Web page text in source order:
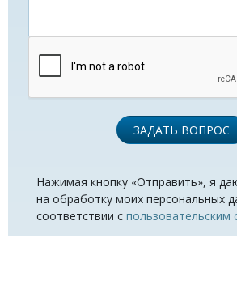
ЗАДАТЬ ВОПРОС
Нажимая кнопку «Отправить», я
на обработку моих персональных
соответствии с пользовательским